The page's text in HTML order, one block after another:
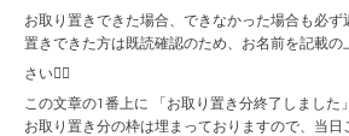
お取り置きできた場合、できなかった場合も必ず
置きできた方は既読確認のため、お名前を記載の
さい🙇‍♀️
この文章の1番上に 「お取り置き分終了しました
お取り置き分の枠は埋まっておりますので、当日